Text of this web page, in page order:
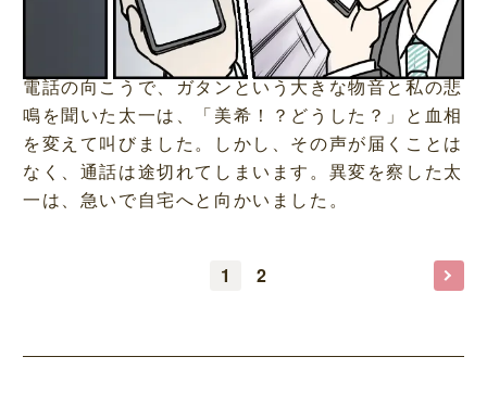
電話の向こうで、ガタンという大きな物音と私の悲
鳴を聞いた太一は、「美希！？どうした？」と血相
を変えて叫びました。しかし、その声が届くことは
なく、通話は途切れてしまいます。異変を察した太
一は、急いで自宅へと向かいました。
1 2